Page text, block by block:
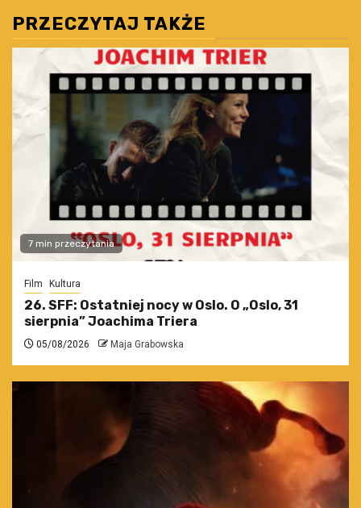
PRZECZYTAJ TAKŻE
7 min przeczytania
Film Kultura
26. SFF: Ostatniej nocy w Oslo. O „Oslo, 31
sierpnia” Joachima Triera
05/08/2026 Maja Grabowska